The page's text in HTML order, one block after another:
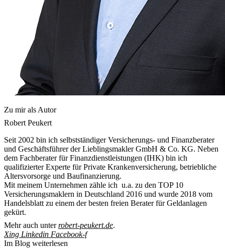
Zu mir als Autor
Robert Peukert
Seit 2002 bin ich selbstständiger Versicherungs- und Finanzberater
und Geschäftsführer der Lieblingsmakler GmbH & Co. KG. Neben
dem Fachberater für Finanzdienstleistungen (IHK) bin ich
qualifizierter Experte für Private Krankenversicherung, betriebliche
Altersvorsorge und Baufinanzierung.
Mit meinem Unternehmen zähle ich u.a. zu den TOP 10
Versicherungsmaklern in Deutschland 2016 und wurde 2018 vom
Handelsblatt zu einem der besten freien Berater für Geldanlagen
gekürt.
Mehr auch unterrobert-peukert.de.
Xing Linkedin Facebook-f
Im Blog weiterlesen